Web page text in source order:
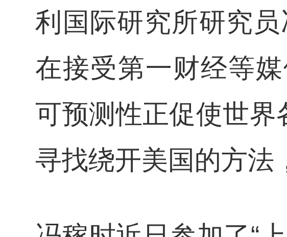
利国际研究所研究
在接受第一财经等
可预测性正促使世
寻找绕开美国的方法